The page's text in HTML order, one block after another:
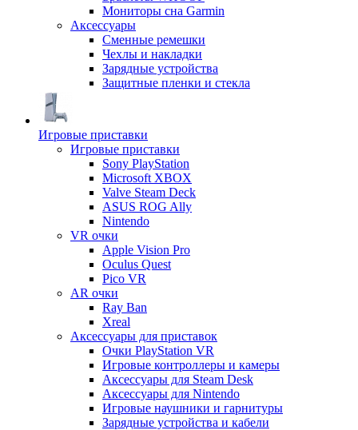
Мониторы сна Garmin
Аксессуары
Сменные ремешки
Чехлы и накладки
Зарядные устройства
Защитные пленки и стекла
Игровые приставки
Игровые приставки
Sony PlayStation
Microsoft XBOX
Valve Steam Deck
ASUS ROG Ally
Nintendo
VR очки
Apple Vision Pro
Oculus Quest
Pico VR
AR очки
Ray Ban
Xreal
Аксессуары для приставок
Очки PlayStation VR
Игровые контроллеры и камеры
Аксессуары для Steam Desk
Аксессуары для Nintendo
Игровые наушники и гарнитуры
Зарядные устройства и кабели